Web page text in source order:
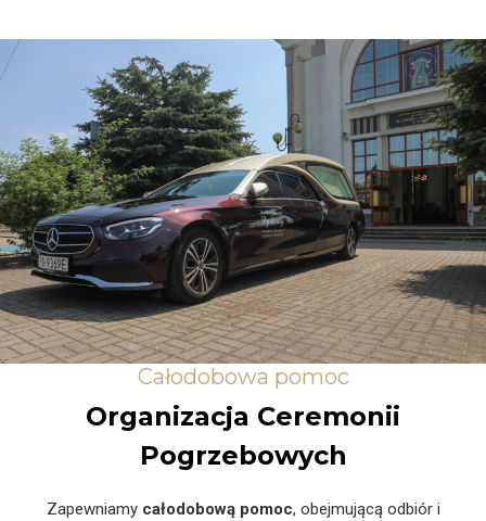
Całodobowa pomoc
Organizacja Ceremonii
Pogrzebowych
Zapewniamy całodobową pomoc, obejmującą odbiór i